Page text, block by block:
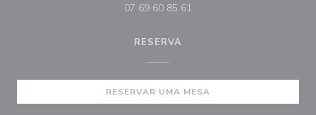
07 69 60 85 61
RESERVA
RESERVAR UMA MESA